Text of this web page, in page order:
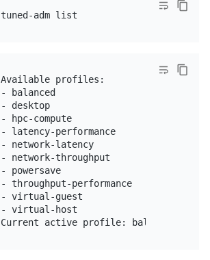
Available profiles:
- balanced                    - General
- desktop                     - Optimize
- hpc-compute                 - Optimize
- latency-performance         -
- network-latency             - Optimize
- network-throughput          -
- powersave                   - Optimize
- throughput-performance      -
- virtual-guest               -
- virtual-host                - Optimize